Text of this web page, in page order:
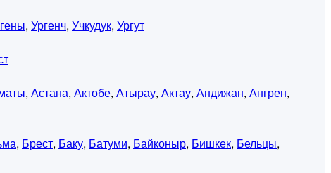
, Ургенч, Учкудук, Ургут
, Астана, Актобе, Атырау, Актау, Андижан, Ангрен,
, Брест, Баку, Батуми, Байконыр, Бишкек, Бельцы,